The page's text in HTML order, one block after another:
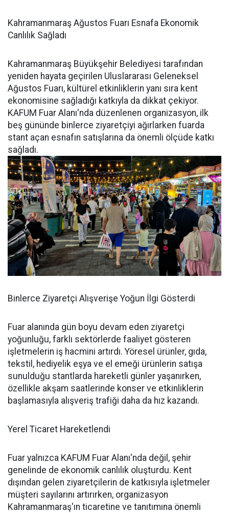
Kahramanmaraş Ağustos Fuarı Esnafa Ekonomik
Canlılık Sağladı
Kahramanmaraş Büyükşehir Belediyesi tarafından
yeniden hayata geçirilen Uluslararası Geleneksel
Ağustos Fuarı, kültürel etkinliklerin yanı sıra kent
ekonomisine sağladığı katkıyla da dikkat çekiyor.
KAFUM Fuar Alanı'nda düzenlenen organizasyon, ilk
beş gününde binlerce ziyaretçiyi ağırlarken fuarda
stant açan esnafın satışlarına da önemli ölçüde katkı
sağladı.
Binlerce Ziyaretçi Alışverişe Yoğun İlgi Gösterdi
Fuar alanında gün boyu devam eden ziyaretçi
yoğunluğu, farklı sektörlerde faaliyet gösteren
işletmelerin iş hacmini artırdı. Yöresel ürünler, gıda,
tekstil, hediyelik eşya ve el emeği ürünlerin satışa
sunulduğu stantlarda hareketli günler yaşanırken,
özellikle akşam saatlerinde konser ve etkinliklerin
başlamasıyla alışveriş trafiği daha da hız kazandı.
Yerel Ticaret Hareketlendi
Fuar yalnızca KAFUM Fuar Alanı'nda değil, şehir
genelinde de ekonomik canlılık oluşturdu. Kent
dışından gelen ziyaretçilerin de katkısıyla işletmeler
müşteri sayılarını artırırken, organizasyon
Kahramanmaraş'ın ticaretine ve tanıtımına önemli